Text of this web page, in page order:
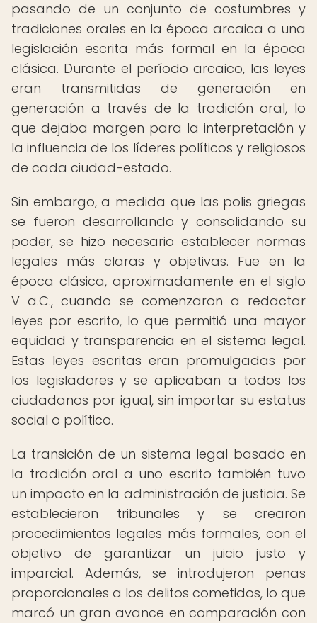
pasando de un conjunto de costumbres y
tradiciones orales en la época arcaica a una
legislación escrita más formal en la época
clásica. Durante el período arcaico, las leyes
eran transmitidas de generación en
generación a través de la tradición oral, lo
que dejaba margen para la interpretación y
la influencia de los líderes políticos y religiosos
de cada ciudad-estado.
Sin embargo, a medida que las polis griegas
se fueron desarrollando y consolidando su
poder, se hizo necesario establecer normas
legales más claras y objetivas. Fue en la
época clásica, aproximadamente en el siglo
V a.C., cuando se comenzaron a redactar
leyes por escrito, lo que permitió una mayor
equidad y transparencia en el sistema legal.
Estas leyes escritas eran promulgadas por
los legisladores y se aplicaban a todos los
ciudadanos por igual, sin importar su estatus
social o político.
La transición de un sistema legal basado en
la tradición oral a uno escrito también tuvo
un impacto en la administración de justicia. Se
establecieron tribunales y se crearon
procedimientos legales más formales, con el
objetivo de garantizar un juicio justo y
imparcial. Además, se introdujeron penas
proporcionales a los delitos cometidos, lo que
marcó un gran avance en comparación con